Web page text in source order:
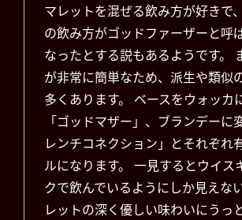
マレットを混ぜる飲み方が好きで
の飲み方がゴッドファーザーと呼
なったとする説もあるようです。
が非常に簡単なため、派生や類似
多くあります。 ベースをウォッカ
「ゴッドマザー」、ブランデーに
レンチコネクション」とそれぞれ
ルになります。 一見するとウイス
クで飲んでいるようにしか見えな
レットの深く優しい味わいにうっ